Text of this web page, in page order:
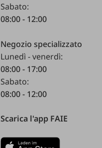
Sabato:
08:00 - 12:00
Negozio specializzato
Lunedì - venerdì:
08:00 - 17:00
Sabato:
08:00 - 12:00
Scarica l'app FAIE